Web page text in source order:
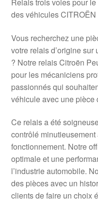
des véhicules CITROËN
Vous recherchez une
votre relais d’origine
? Notre relais Citroën
pour les mécaniciens
passionnés qui
véhicule avec une pièce
Ce relais a été
contrôlé minutieusement
fonctionnement. Notre
optimale et une
l’industrie automobile.
des pièces avec un
clients de faire un choix